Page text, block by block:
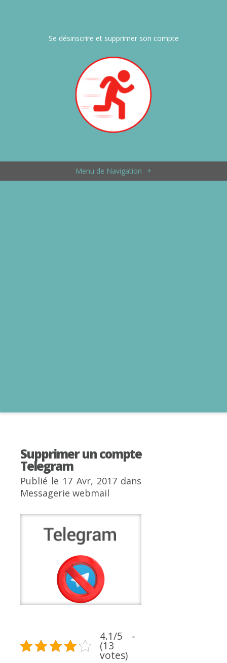
Se désinscrire et supprimer son compte
Menu de Navigation +
Supprimer un compte
Telegram
Publié le 17 Avr, 2017 dans
Messagerie webmail
4.1/5 -
(13
votes)